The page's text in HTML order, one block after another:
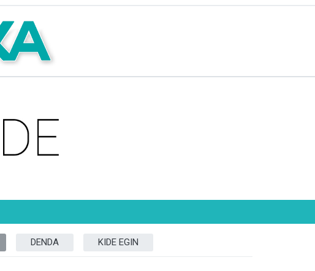
DENDA KIDE EGIN